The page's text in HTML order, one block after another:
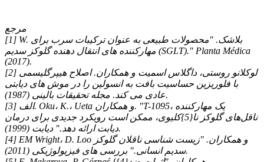
مرجع
[1] W. بلاشک. "محصولات طبیعی به عنوان ترکیبات سرب برای
مهارکننده های انتقال دهنده گلوکز سدیم (SGLT)." Planta Médica
(2017).
[2] لوکلانو روستی، داگلاس اسمیت و همکاران. اصلاح هیپرگلیسمی
با فلوریزین حساسیت بافت به انسولین را در موش های دیابتی
عادی می کند. مجله تحقیقات بالینی (1987).
[3] الف. Oku، K.، Ueta و همکاران. "T-1095، یک مهارکننده
ناقل‌های گلوکز نا{5}کلیوی، ممکن است رویکرد جدیدی برای درمان
دیابت ارائه دهد." دیابت (1999).
[4] EM Wright، D. Loo و همکاران. "زیست شناسی ناقلان گلوکز
سدیم انسانی." بررسی های فیزیولوژیکی (2011).